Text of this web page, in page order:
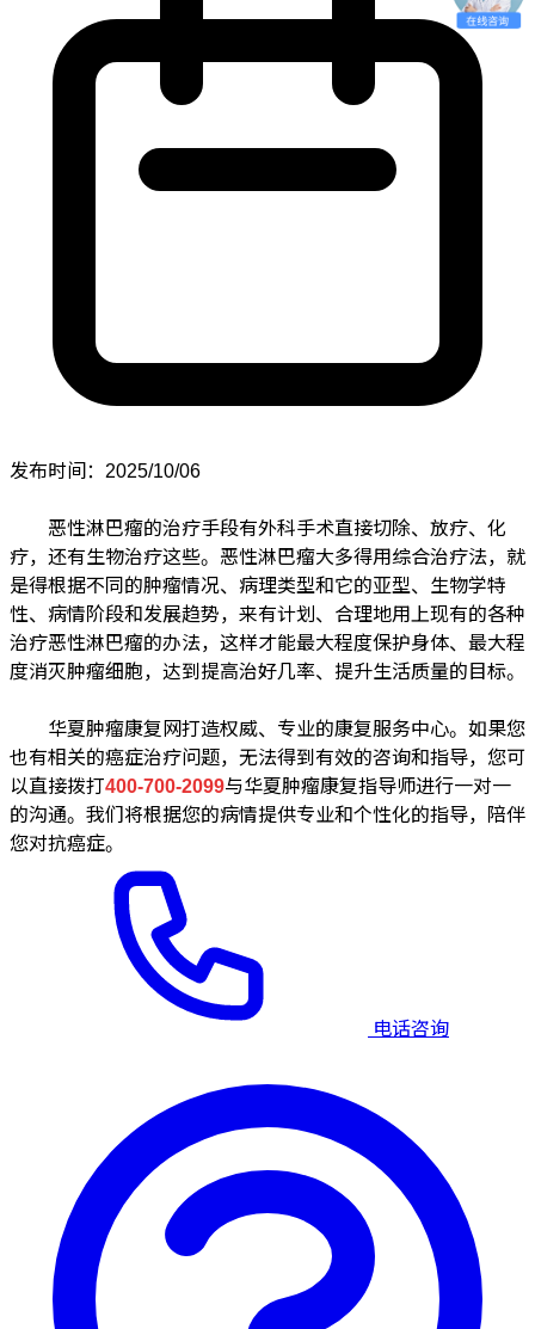
发布时间：2025/10/06
恶性淋巴瘤的治疗手段有外科手术直接切除、放疗、化
疗，还有生物治疗这些。恶性淋巴瘤大多得用综合治疗法，就
是得根据不同的肿瘤情况、病理类型和它的亚型、生物学特
性、病情阶段和发展趋势，来有计划、合理地用上现有的各种
治疗恶性淋巴瘤的办法，这样才能最大程度保护身体、最大程
度消灭肿瘤细胞，达到提高治好几率、提升生活质量的目标。
华夏肿瘤康复网打造权威、专业的康复服务中心。如果您
也有相关的癌症治疗问题，无法得到有效的咨询和指导，您可
以直接拨打400-700-2099与华夏肿瘤康复指导师进行一对一
的沟通。我们将根据您的病情提供专业和个性化的指导，陪伴
您对抗癌症。
电话咨询